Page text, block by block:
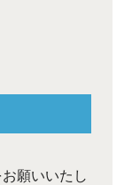
願いいたし